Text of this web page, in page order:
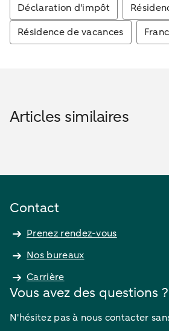
Déclaration d'impôt
Résidence de vacances
Articles similaires
Contact
Prenez rendez-vous
Nos bureaux
Carrière
Vous avez des questions ?
N'hésitez pas à nous contacter